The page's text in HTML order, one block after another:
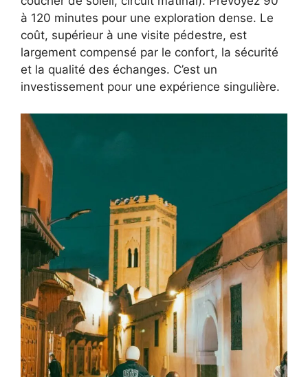
à 120 minutes pour une exploration dense. Le
coût, supérieur à une visite pédestre, est
largement compensé par le confort, la sécurité
et la qualité des échanges. C’est un
investissement pour une expérience singulière.